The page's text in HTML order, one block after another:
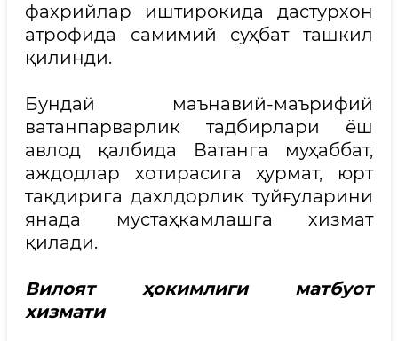
фахрийлар иштирокида дастурхон
атрофида самимий суҳбат ташкил
қилинди.
Бундай маънавий-маърифий
ватанпарварлик тадбирлари ёш
авлод қалбида Ватанга муҳаббат,
аждодлар хотирасига ҳурмат, юрт
тақдирига дахлдорлик туйғуларини
янада мустаҳкамлашга хизмат
қилади.
Вилоят ҳокимлиги матбуот
хизмати